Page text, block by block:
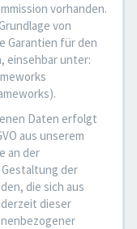
vorhanden.
von
Garantien für den
einsehbar unter:
Daten erfolgt
aus unserem
an der
der
die sich aus
dieser